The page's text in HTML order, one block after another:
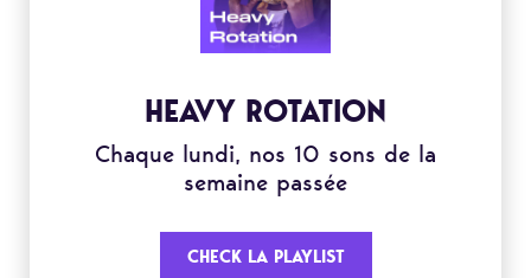
HEAVY ROTATION
Chaque lundi, nos 10 sons de la
semaine passée
CHECK LA PLAYLIST